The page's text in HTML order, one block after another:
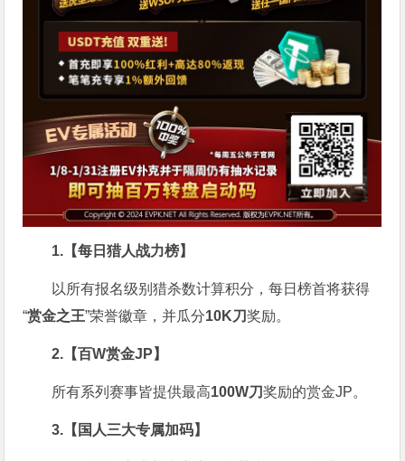
1.【每日猎人战力榜】
以所有报名级别猎杀数计算积分，每日榜首将获得
“赏金之王”荣誉徽章，并瓜分10K刀奖励。
2.【百W赏金JP】
所有系列赛事皆提供最高100W刀奖励的赏金JP。
3.【国人三大专属加码】